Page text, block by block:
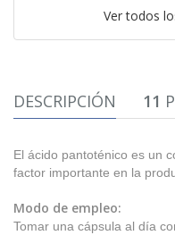
Ver todos
DESCRIPCIÓN 11
El ácido pantoténico es un
factor importante en la
Modo de empleo:
Tomar una cápsula al día